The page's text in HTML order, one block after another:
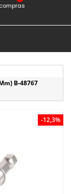
B-48767
-12,3%